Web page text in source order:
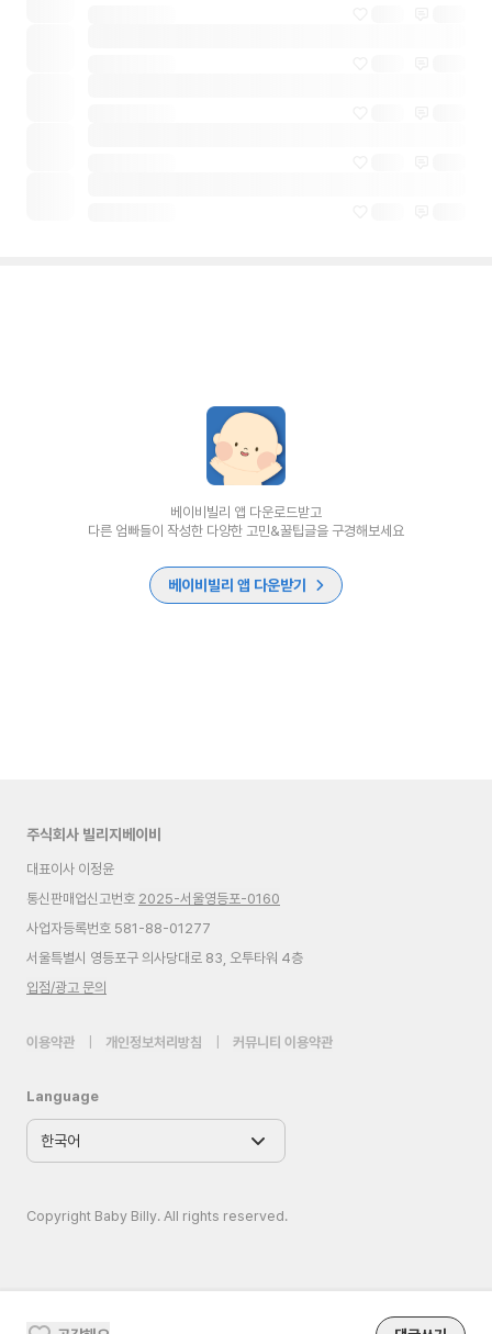
베이비빌리 앱 다운로드받고
다른 엄빠들이 작성한 다양한 고민&꿀팁글을 구경해보세요
베이비빌리 앱 다운받기
주식회사 빌리지베이비
대표이사 이정윤
통신판매업신고번호 2025-서울영등포-0160
사업자등록번호 581-88-01277
서울특별시 영등포구 의사당대로 83, 오투타워 4층
입점/광고 문의
이용약관 개인정보처리방침 커뮤니티 이용약관
Language
Copyright Baby Billy. All rights reserved.